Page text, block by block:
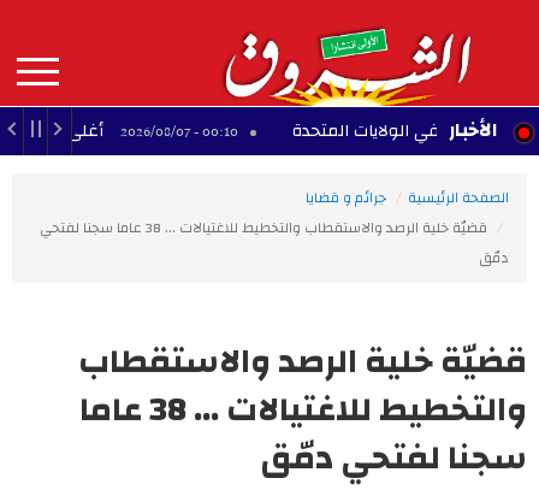
contenu
principal
MAIN
NAVIGATION الأخبار
في الولايات المتحدة أغلى 10 لاعبين أفارقة عبر التاريخ
الصفحة الرئيسية
جرائم و قضايا
قضيّة خلية الرصد والاستقطاب والتخطيط للاغتيالات ... 38 عاما سجنا لفتحي
دمّق
قضيّة خلية الرصد والاستقطاب
والتخطيط للاغتيالات ... 38 عاما
سجنا لفتحي دمّق